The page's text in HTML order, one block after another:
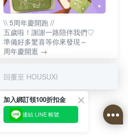
\\ 5周年慶開跑 //
五歲啦！謝謝一路陪伴我們♡
準備好多驚喜等你來發現～
周年慶開逛 →
回覆至 HOUSUXI
加入綁訂領100折扣金
連結 LINE 帳號